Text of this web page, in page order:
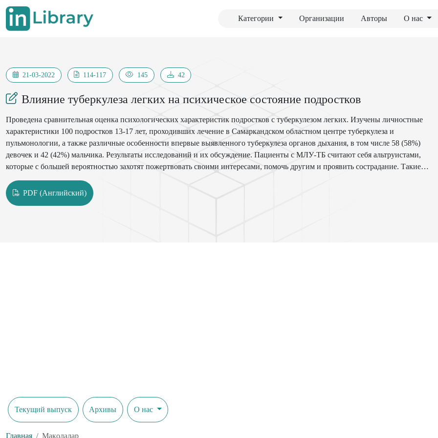
Категории Организации Авторы О нас
21-03-2022 114-117 145 42
Влияние туберкулеза легких на психическое состояние подростков
Проведена сравнительная оценка психологических характеристик подростков с туберкулезом легких. Изучены личностные
характеристики 100 подростков 13-17 лет, проходивших лечение в Самаркандском областном центре туберкулеза и
пульмонологии, а также различные особенности впервые выявленного туберкулеза органов дыхания, в том числе 58 (58%)
девочек и 42 (42%) мальчика. Результаты исследований и их обсуждение. Пациенты с МЛУ-ТБ считают себя альтруистами,
которые с большей вероятностью захотят пожертвовать своими интересами, помочь другим и проявить сострадание. Такие
обычно проявляют нежность, чувствительность и сострадание к ним (p <0,05). Заключение. У подростков с туберкулезом
легких с распространенными процессами наблюдались личностные черты, определяющие формирование невроза:
PDF (Английский)
Текущий выпуск Архивы О нас
Главная Мақолалар